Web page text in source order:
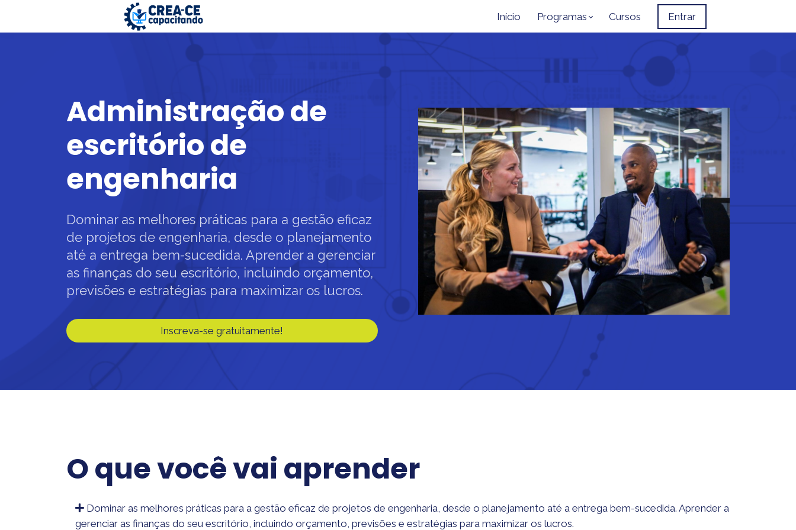
Início Programas Cursos Entrar
Administração de
escritório de
engenharia
Dominar as melhores práticas para a gestão eficaz
de projetos de engenharia, desde o planejamento
até a entrega bem-sucedida. Aprender a gerenciar
as finanças do seu escritório, incluindo orçamento,
previsões e estratégias para maximizar os lucros.
Inscreva-se gratuitamente!
O que você vai aprender
Dominar as melhores práticas para a gestão eficaz de projetos de engenharia, desde o planejamento até a entrega bem-sucedida. Aprender a
gerenciar as finanças do seu escritório, incluindo orçamento, previsões e estratégias para maximizar os lucros.